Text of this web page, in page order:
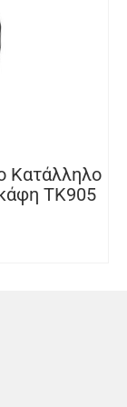
Κατάλληλο
TK905